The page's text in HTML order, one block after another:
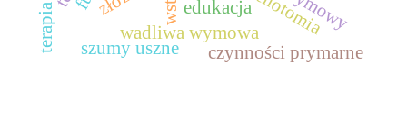
edukacja
wadliwa wymowa
czynności prymarne
szumy uszne